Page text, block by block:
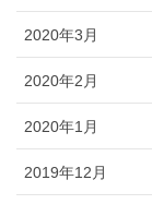
2020年3月
2020年2月
2020年1月
2019年12月